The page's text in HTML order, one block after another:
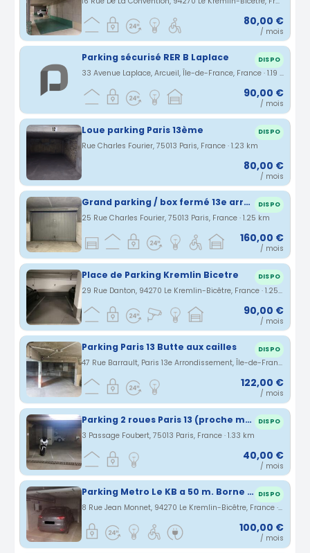
80,00 €
/ mois
Parking sécurisé RER B Laplace DISPO
33 Avenue Laplace, Arcueil, Île-de-France, France · 1.19 km
90,00 €
/ mois
Loue parking Paris 13ème DISPO
Rue Charles Fourier, 75013 Paris, France · 1.23 km
80,00 €
/ mois
Grand parking / box fermé 13e arrondissement DISPO
25 Rue Charles Fourier, 75013 Paris, France · 1.25 km
160,00 €
/ mois
Place de Parking Kremlin Bicetre DISPO
29 Rue Danton, 94270 Le Kremlin-Bicêtre, France · 1.25 km
90,00 €
/ mois
Parking Paris 13 Butte aux cailles DISPO
47 Rue Barrault, Paris 13e Arrondissement, Île-de-France, France · 1.32 km
122,00 €
/ mois
Parking 2 roues Paris 13 (proche métro Tolbiac) DISPO
3 Passage Foubert, 75013 Paris, France · 1.33 km
40,00 €
/ mois
Parking Metro Le KB a 50 m. Borne éléctrique additionnelle DISPO
8 Rue Jean Monnet, 94270 Le Kremlin-Bicêtre, France · 1.35 km
100,00 €
/ mois